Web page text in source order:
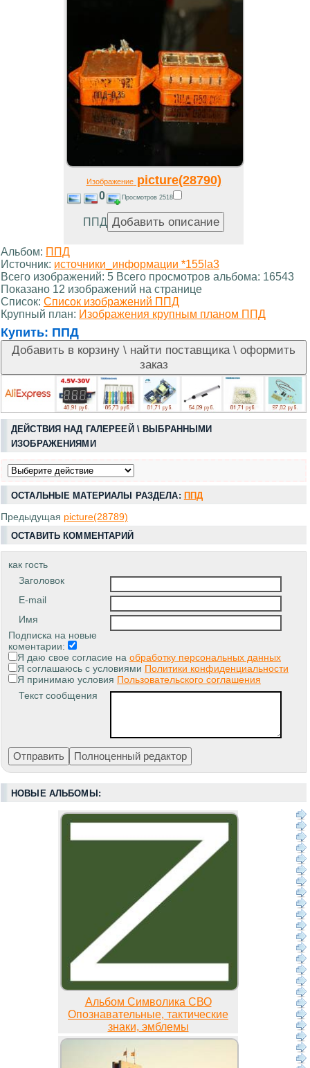
Изображениеpicture(28790)
0 Просмотров 2518
ППД
Альбом: ППД
Источник: источники_информации *155la3
Всего изображений: 5 Всего просмотров альбома: 16543
Показано 12 изображений на странице
Список: Список изображений ППД
Крупный план: Изображения крупным планом ППД
Купить: ППД
ДЕЙСТВИЯ НАД ГАЛЕРЕЕЙ \ ВЫБРАННЫМИ
ИЗОБРАЖЕНИЯМИ
ОСТАЛЬНЫЕ МАТЕРИАЛЫ РАЗДЕЛА: ППД
Предыдущая picture(28789)
ОСТАВИТЬ КОММЕНТАРИЙ
как гость
Заголовок
E-mail
Имя
Подписка на новые
коментарии:
Я даю свое согласие на обработку персональных данных
Я соглашаюсь с условиями Политики конфиденциальности
Я принимаю условия Пользовательского соглашения
Текст сообщения
НОВЫЕ АЛЬБОМЫ:
Альбом Символика СВО
Опознавательные, тактические
знаки, эмблемы